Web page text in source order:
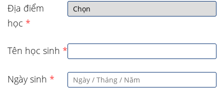
Địa điểm
học *
Tên học sinh *
Ngày sinh *